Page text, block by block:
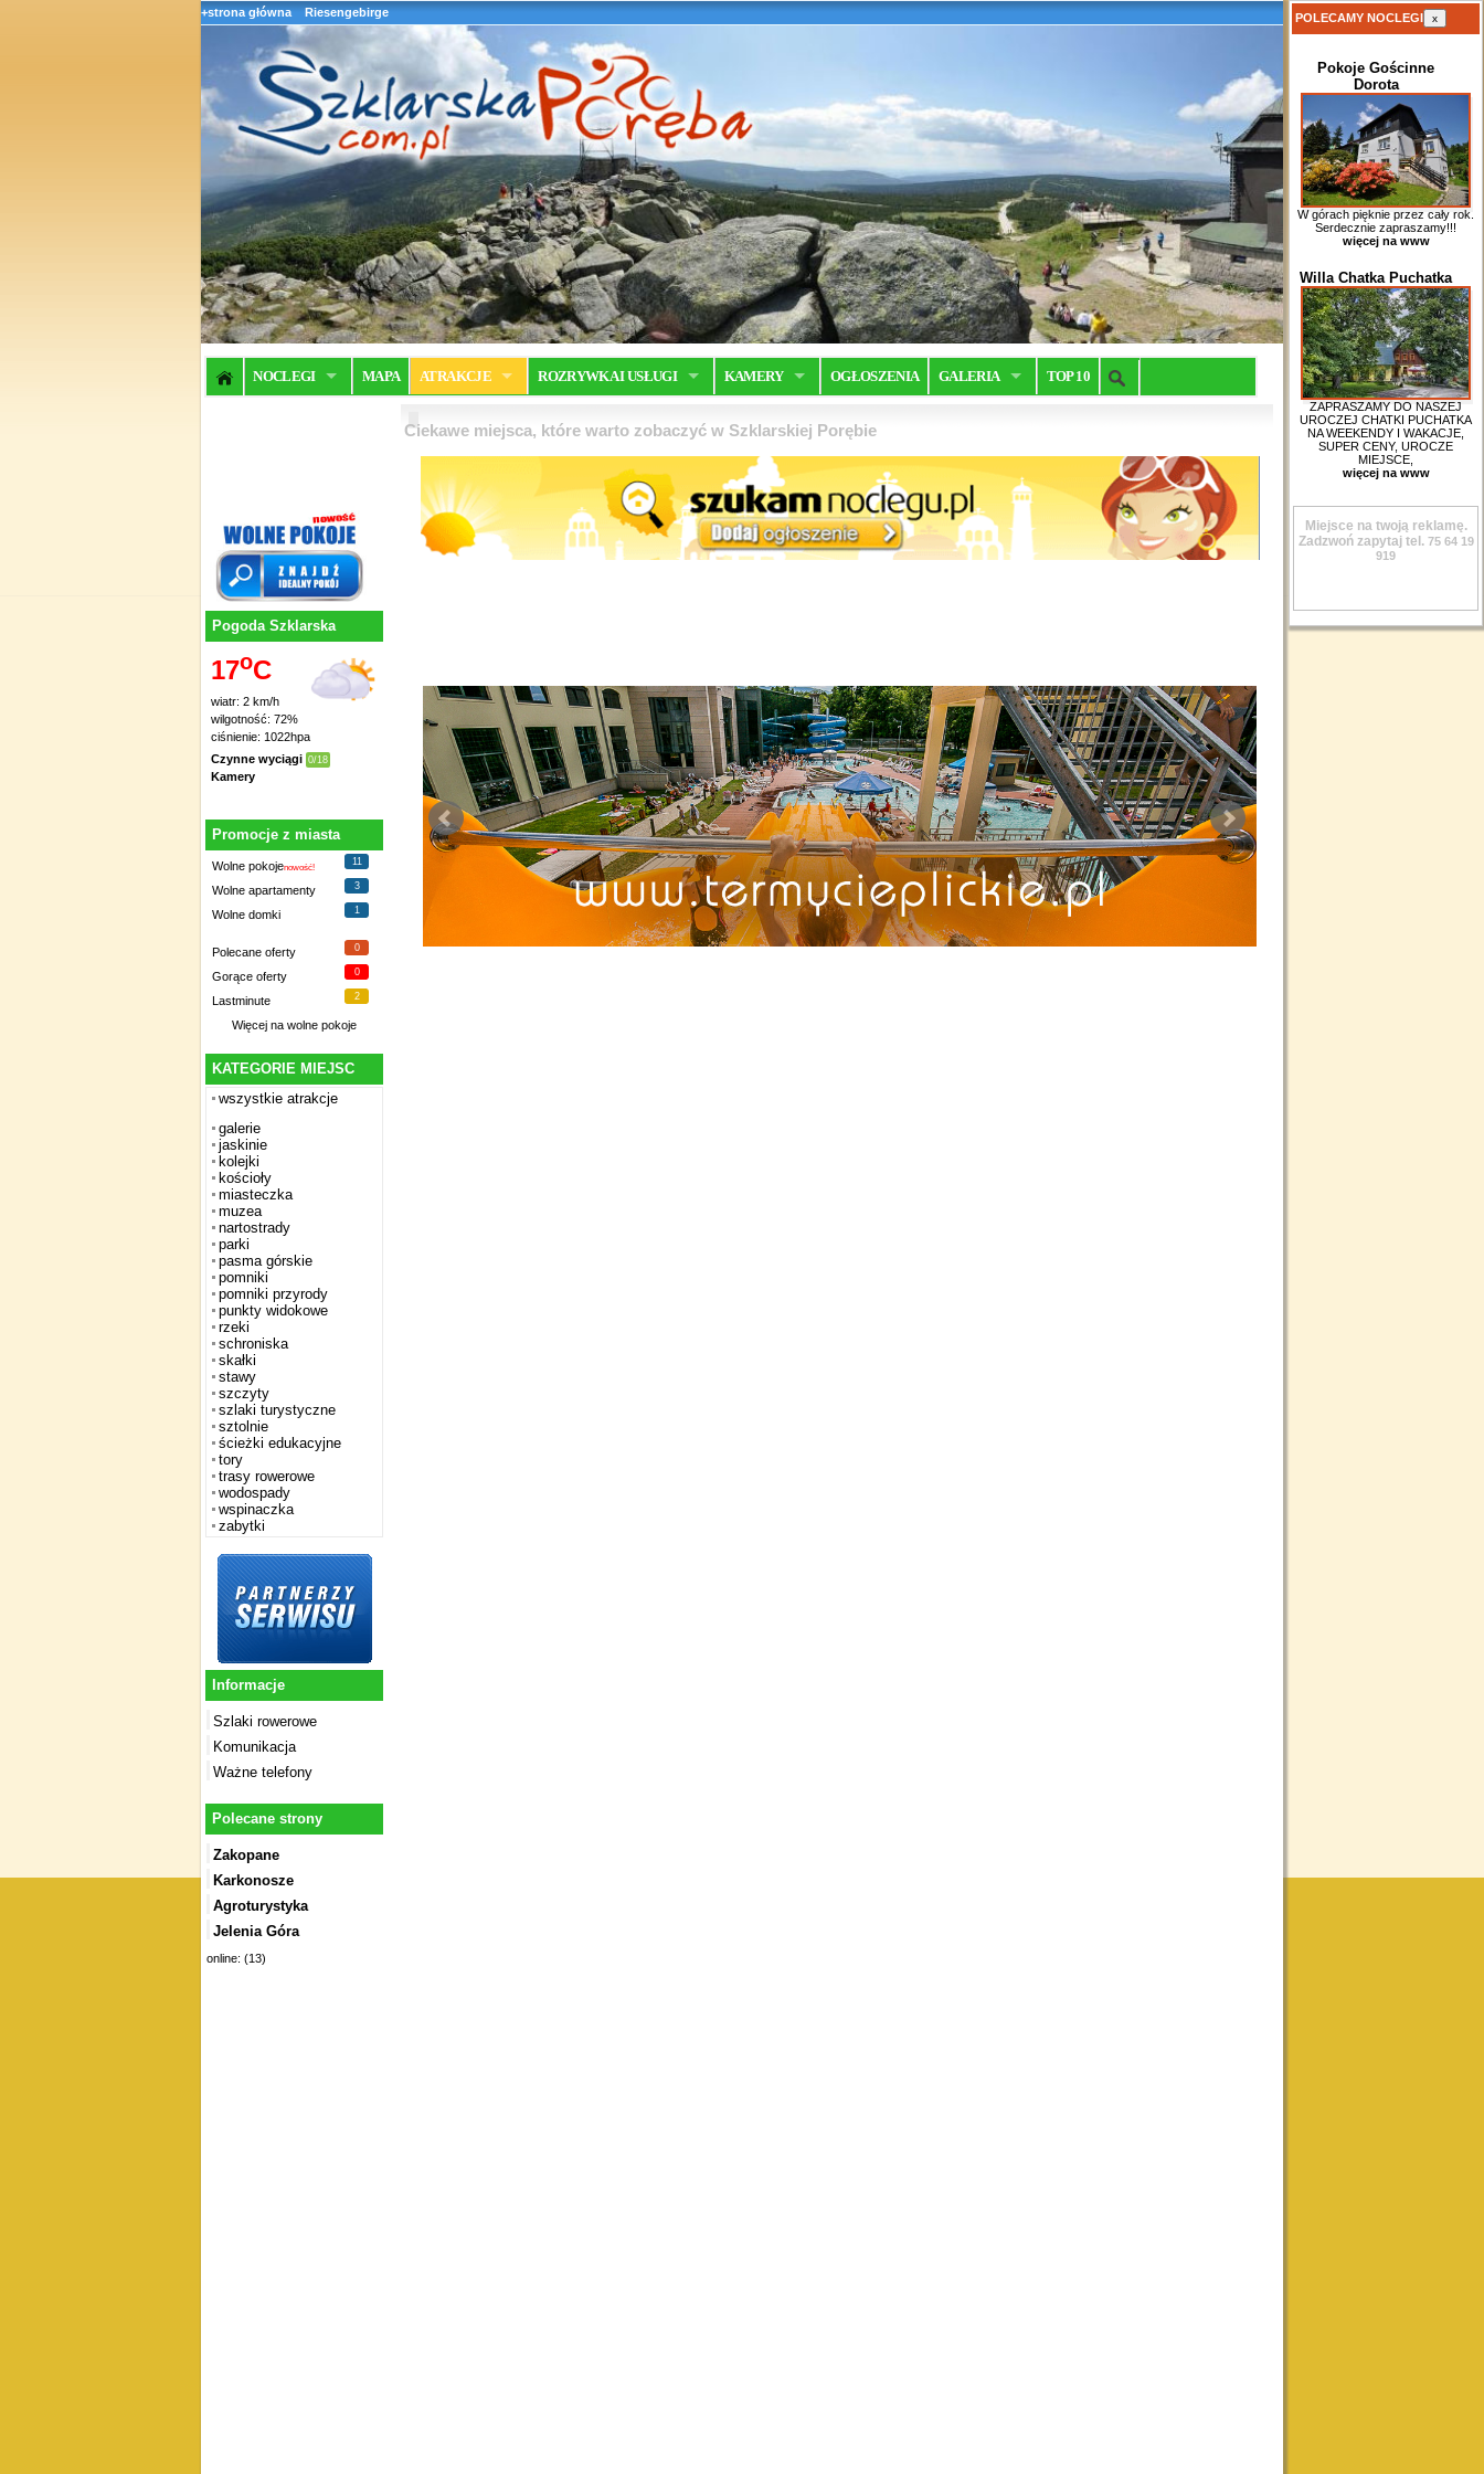
+strona główna Riesengebirge
NOCLEGI MAPA ATRAKCJE ROZRYWKA I USŁUGI KAMERY OGŁOSZENIA GALERIA TOP 10
Pogoda Szklarska
17oC
wiatr: 2 km/h
wilgotność: 72%
ciśnienie: 1022hpa
Czynne wyciągi 0/18
Kamery
Promocje z miasta
Wolne pokojenowość!
11
Wolne apartamenty 3
Wolne domki 1
Polecane oferty 0
Gorące oferty 0
Lastminute 2
Więcej na wolne pokoje
KATEGORIE MIEJSC
wszystkie atrakcje
galerie
jaskinie
kolejki
kościoły
miasteczka
muzea
nartostrady
parki
pasma górskie
pomniki
pomniki przyrody
punkty widokowe
rzeki
schroniska
skałki
stawy
szczyty
szlaki turystyczne
sztolnie
ścieżki edukacyjne
tory
trasy rowerowe
wodospady
wspinaczka
zabytki
Informacje
Szlaki rowerowe
Komunikacja
Ważne telefony
Polecane strony
Zakopane
Karkonosze
Agroturystyka
Jelenia Góra
online: (13)
Ciekawe miejsca, które warto zobaczyć w Szklarskiej Porębie
POLECAMY NOCLEGI x
Pokoje Gościnne
Dorota
W górach pięknie przez cały rok.
Serdecznie zapraszamy!!!
więcej na www
Willa Chatka Puchatka
ZAPRASZAMY DO NASZEJ
UROCZEJ CHATKI PUCHATKA
NA WEEKENDY I WAKACJE,
SUPER CENY, UROCZE
MIEJSCE,
więcej na www
Miejsce na twoją reklamę.
Zadzwoń zapytaj tel. 75 64 19
919